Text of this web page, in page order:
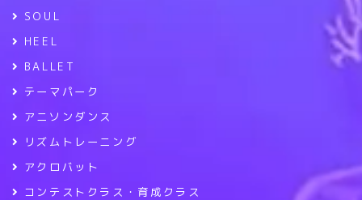
SOUL
HEEL
BALLET
テーマパーク
アニソンダンス
リズムトレーニング
アクロバット
コンテストクラス・育成クラス